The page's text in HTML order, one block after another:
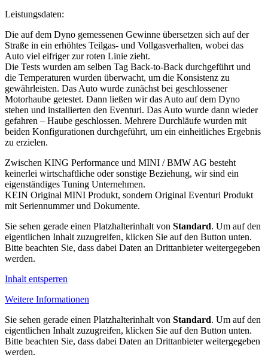
Leistungsdaten:
Die auf dem Dyno gemessenen Gewinne übersetzen sich auf der
Straße in ein erhöhtes Teilgas- und Vollgasverhalten, wobei das
Auto viel eifriger zur roten Linie zieht.
Die Tests wurden am selben Tag Back-to-Back durchgeführt und
die Temperaturen wurden überwacht, um die Konsistenz zu
gewährleisten. Das Auto wurde zunächst bei geschlossener
Motorhaube getestet. Dann ließen wir das Auto auf dem Dyno
stehen und installierten den Eventuri. Das Auto wurde dann wieder
gefahren – Haube geschlossen. Mehrere Durchläufe wurden mit
beiden Konfigurationen durchgeführt, um ein einheitliches Ergebnis
zu erzielen.
Zwischen KING Performance und MINI / BMW AG besteht
keinerlei wirtschaftliche oder sonstige Beziehung, wir sind ein
eigenständiges Tuning Unternehmen.
KEIN Original MINI Produkt, sondern Original Eventuri Produkt
mit Seriennummer und Dokumente.
Sie sehen gerade einen Platzhalterinhalt von Standard. Um auf den
eigentlichen Inhalt zuzugreifen, klicken Sie auf den Button unten.
Bitte beachten Sie, dass dabei Daten an Drittanbieter weitergegeben
werden.
Inhalt entsperren
Weitere Informationen
Sie sehen gerade einen Platzhalterinhalt von Standard. Um auf den
eigentlichen Inhalt zuzugreifen, klicken Sie auf den Button unten.
Bitte beachten Sie, dass dabei Daten an Drittanbieter weitergegeben
werden.